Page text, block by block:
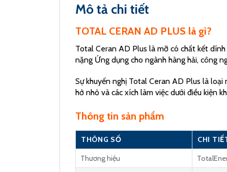
Mô tả chi tiết
TOTAL CERAN AD PLUS là gì?
Total Ceran AD Plus là mỡ có chất kết
nặng Ứng dụng cho ngành hàng hải, công
Sự khuyến nghị Total Ceran AD Plus là
hở nhỏ và các xích làm việc dưới điều kiện
Thông tin sản phẩm
THÔNG SỐ CHI
Thương hiệu